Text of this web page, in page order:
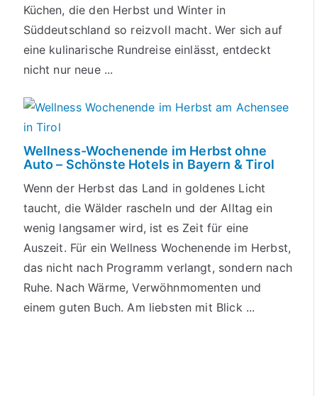
Küchen, die den Herbst und Winter in
Süddeutschland so reizvoll macht. Wer sich auf
eine kulinarische Rundreise einlässt, entdeckt
nicht nur neue ...
Wellness-Wochenende im Herbst ohne
Auto – Schönste Hotels in Bayern & Tirol
Wenn der Herbst das Land in goldenes Licht
taucht, die Wälder rascheln und der Alltag ein
wenig langsamer wird, ist es Zeit für eine
Auszeit. Für ein Wellness Wochenende im Herbst,
das nicht nach Programm verlangt, sondern nach
Ruhe. Nach Wärme, Verwöhnmomenten und
einem guten Buch. Am liebsten mit Blick ...